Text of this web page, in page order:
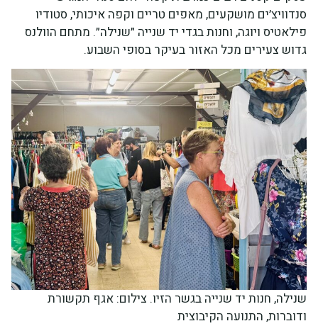
סנדוויצ׳ים מושקעים, מאפים טריים וקפה איכותי, סטודיו
פילאטיס ויוגה, וחנות בגדי יד שנייה ״שנילה״. מתחם הוולנס
גדוש צעירים מכל האזור בעיקר בסופי השבוע.
שנילה, חנות יד שנייה בגשר הזיו. צילום: אגף תקשורת
ודוברות, התנועה הקיבוצית